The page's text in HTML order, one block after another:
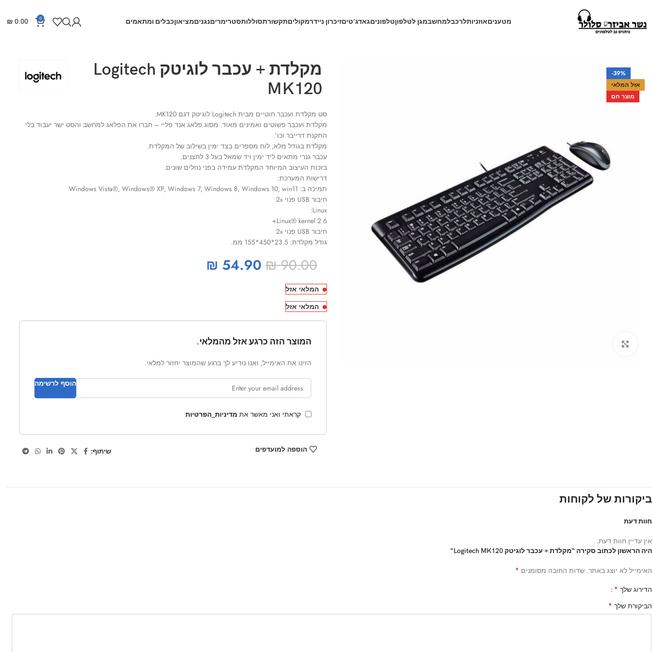
מטעניםאוזניותלרכבלמחשבמגן לטלפוןטלפוניםגאדג’טיםזיכרון ניידרמקוליםתקשורתסוללותסטרימריםנגניםמציאוןכבלים ומתאמים 0
₪ 0.00
-39%
אזל המלאי
מוצר חם
מקלדת + עכבר לוגיטק Logitech
MK120
סט מקלדת ועכבר חוטיים מבית Logitech לוגיטק דגם MK120.
מקלדת ועכבר פשוטים ואמינים מאוד. מסוג פלאג אנד פליי – חברו את הפלאג למחשב והסט ישר יעבוד בלי
התקנת דרייבר וכו’.
מקלדת בגודל מלא, לוח מספרים בצד ימין בשילוב של המקלדת.
עכבר גנרי מתאים ליד ימין ויד שמאל בעל 3 לחצנים.
בזכות העיצוב המיוחד המקלדת עמידה בפני נוזלים שונים.
דרישות המערכת:
תמיכה ב: Windows Vista®, Windows® XP, Windows 7, Windows 8, Windows 10, win11
חיבור USB פנוי 2x
Linux:
Linux® kernel 2.6+
חיבור USB פנוי 2x
גודל מקלדת: 23.5*450*155 ממ.
₪90.00
₪ 54.90
המלאי אזל
המלאי אזל
המוצר הזה כרגע אזל מהמלאי.
הזינו את האימייל, ואנו נודיע לך ברגע שהמוצר יחזור למלאי.
הוסף לרשימה
קראתי ואני מאשר את מדיניות_הפרטיות
הוספה למועדפים שיתוף:
ביקורות של לקוחות
חוות דעת
אין עדיין חוות דעת.
היה הראשון לכתוב סקירה “מקלדת + עכבר לוגיטק Logitech MK120”
האימייל לא יוצג באתר. שדות החובה מסומנים *
הדירוג שלך *
הביקורת שלך *